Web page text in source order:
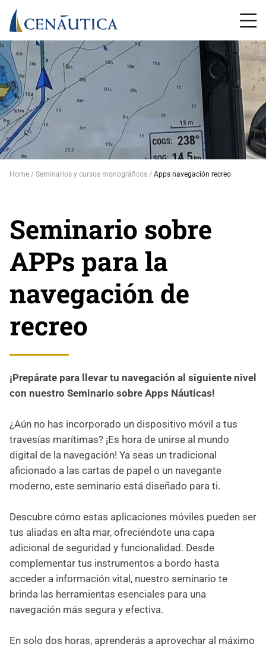
Home Seminarios y cursos monográficos Apps navegación recreo
Seminario sobre
APPs para la
navegación de
recreo
¡Prepárate para llevar tu navegación al siguiente nivel
con nuestro Seminario sobre Apps Náuticas!
¿Aún no has incorporado un dispositivo móvil a tus
travesías marítimas? ¡Es hora de unirse al mundo
digital de la navegación! Ya seas un tradicional
aficionado a las cartas de papel o un navegante
moderno, este seminario está diseñado para ti.
Descubre cómo estas aplicaciones móviles pueden ser
tus aliadas en alta mar, ofreciéndote una capa
adicional de seguridad y funcionalidad. Desde
complementar tus instrumentos a bordo hasta
acceder a información vital, nuestro seminario te
brinda las herramientas esenciales para una
navegación más segura y efectiva.
En solo dos horas, aprenderás a aprovechar al máximo